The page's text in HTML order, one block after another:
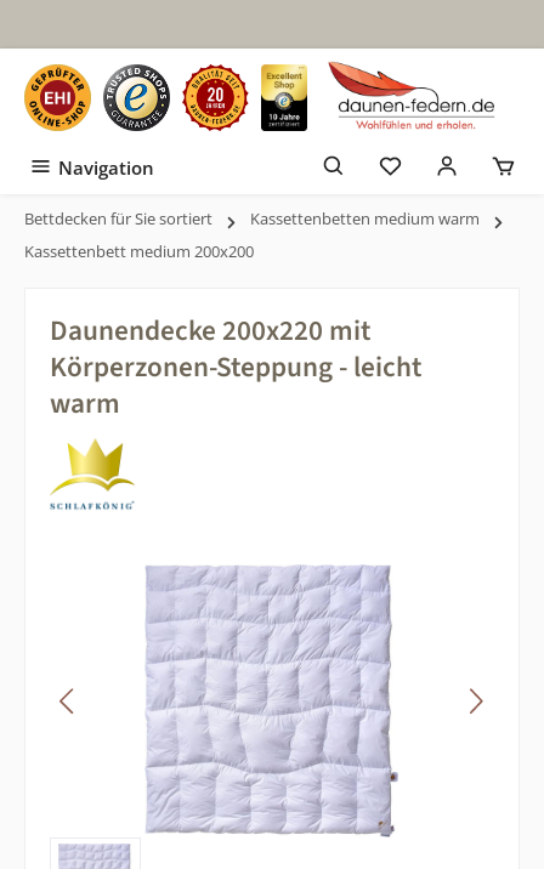
Navigation
Bettdecken für Sie sortiert
Kassettenbetten medium warm
Kassettenbett medium 200x200
Daunendecke 200x220 mit
Körperzonen-Steppung - leicht
warm
Bildergalerie überspringen